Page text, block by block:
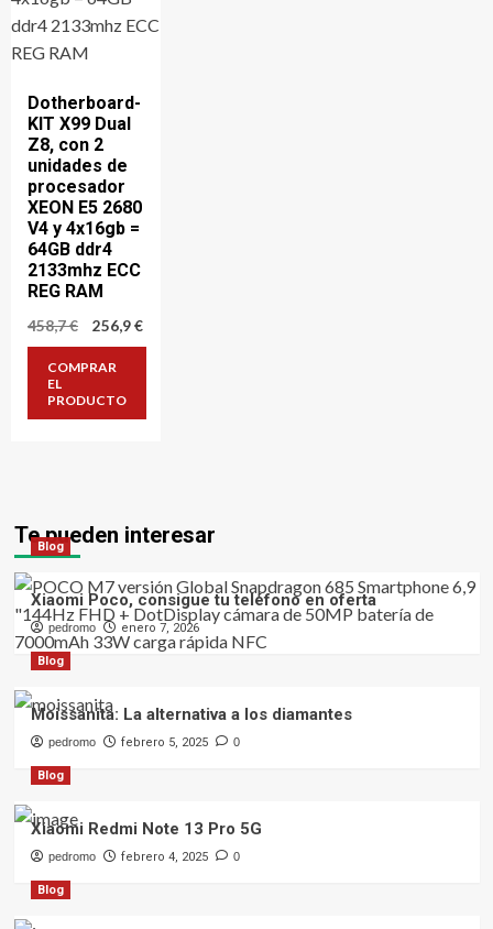
Dotherboard-
KIT X99 Dual
Z8, con 2
unidades de
procesador
XEON E5 2680
V4 y 4x16gb =
64GB ddr4
2133mhz ECC
REG RAM
458,7€
El
precio
original
458,7 €.
256,9€El
precio
COMPRAR
EL
PRODUCTO
Te pueden interesar
Blog
Xiaomi Poco, consigue tu teléfono en oferta
pedromo enero 7, 2026
Blog
Moissanita: La alternativa a los diamantes
pedromo febrero 5, 2025 0
Blog
Xiaomi Redmi Note 13 Pro 5G
pedromo febrero 4, 2025 0
Blog